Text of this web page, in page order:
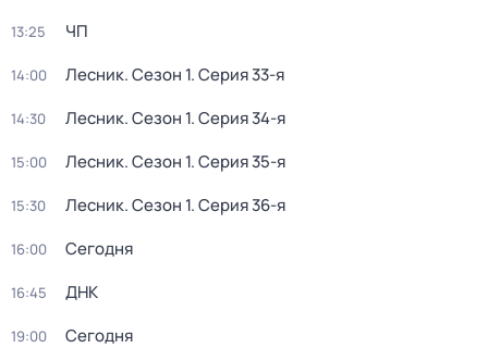
13:25 ЧП
14:00 Лесник. Сезон 1. Серия 33-я
14:30 Лесник. Сезон 1. Серия 34-я
15:00 Лесник. Сезон 1. Серия 35-я
15:30 Лесник. Сезон 1. Серия 36-я
16:00 Сегодня
16:45 ДНК
19:00 Сегодня